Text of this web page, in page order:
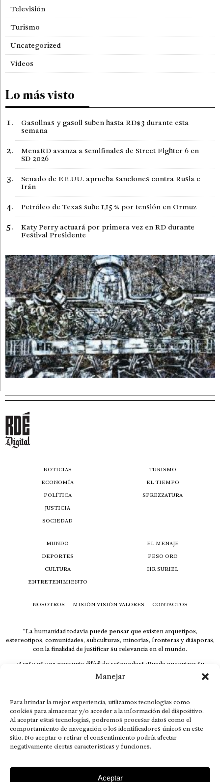
Manejar
Para brindar la mejor experiencia, utilizamos tecnologías como
cookies para almacenar y/o acceder a la información del dispositivo.
Al aceptar estas tecnologías, podremos procesar datos como el
comportamiento de navegación o los identificadores únicos en este
sitio. No aceptar o retirar el consentimiento podría afectar
negativamente ciertas características y funciones.
Aceptar
Televisión
Turismo
Uncategorized
Videos
Lo más visto
Gasolinas y gasoil suben hasta RD$3 durante esta
semana
MenaRD avanza a semifinales de Street Fighter 6 en
SD 2026
Senado de EE.UU. aprueba sanciones contra Rusia e
Irán
Petróleo de Texas sube 1,15 % por tensión en Ormuz
Katy Perry actuará por primera vez en RD durante
Festival Presidente
NOTICIAS
ECONOMÍA
POLÍTICA
JUSTICIA
SOCIEDAD
TURISMO
EL TIEMPO
SPREZZATURA
MUNDO
DEPORTES
CULTURA
ENTRETENIMIENTO
EL MENAJE
PESO ORO
HR SURIEL
NOSOTROS MISIÓN VISIÓN VALORES CONTACTOS
“La humanidad todavía puede pensar que existen arquetipos,
estereotipos, comunidades, subculturas, minorías, fronteras y diásporas,
con la finalidad de justificar su relevancia en el mundo.
¿Acaso es una pregunta difícil de responder? ¿Puede encontrar su
respuesta al instante, otorgando al receptor cuestionado espacio y
velocidad suficiente para responder correctamente? De no ser así, el que
El concepto de familia no está limitado exclusivamente a la sangre; seres
que surgen en nuestro diario vivir suelen pesar más que los
emparentados. Más bien, el apego de estas dos versiones de seres
queridos mueve ideales provenientes de sus vivencias.
This is for nuestra gente.” – HRSuriel